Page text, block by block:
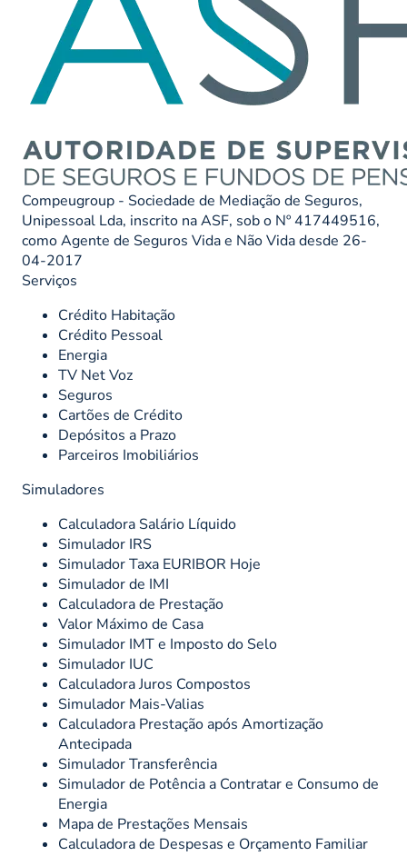
Compeugroup - Sociedade de Mediação de Seguros,
Unipessoal Lda, inscrito na ASF, sob o Nº 417449516,
como Agente de Seguros Vida e Não Vida desde 26-
04-2017
Serviços
Crédito Habitação
Crédito Pessoal
Energia
TV Net Voz
Seguros
Cartões de Crédito
Depósitos a Prazo
Parceiros Imobiliários
Simuladores
Calculadora Salário Líquido
Simulador IRS
Simulador Taxa EURIBOR Hoje
Simulador de IMI
Calculadora de Prestação
Valor Máximo de Casa
Simulador IMT e Imposto do Selo
Simulador IUC
Calculadora Juros Compostos
Simulador Mais-Valias
Calculadora Prestação após Amortização
Antecipada
Simulador Transferência
Simulador de Potência a Contratar e Consumo de
Energia
Mapa de Prestações Mensais
Calculadora de Despesas e Orçamento Familiar